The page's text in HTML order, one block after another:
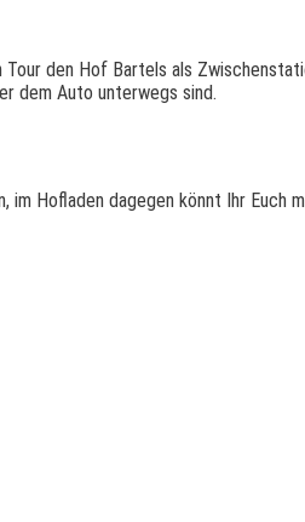
den Hof Bartels als
dem Auto unterwegs sind.
Hofladen dagegen könnt Ihr